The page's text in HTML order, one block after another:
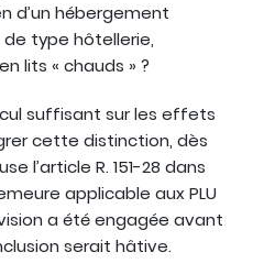
d’un hébergement
type hôtellerie,
lits « chauds » ?
suffisant sur les effets
cette distinction, dès
l’article R. 151-28 dans
applicable aux PLU
a été engagée avant
serait hâtive.